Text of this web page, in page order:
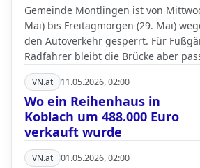
Gemeinde Montlingen ist von
Mai) bis Freitagmorgen (29. Mai)
den Autoverkehr gesperrt. Für
Radfahrer bleibt die Brücke aber
VN.at 11.05.2026, 02:00
Wo ein Reihenhaus in
Koblach um 488.000 Euro
verkauft wurde
VN.at 01.05.2026, 02:00